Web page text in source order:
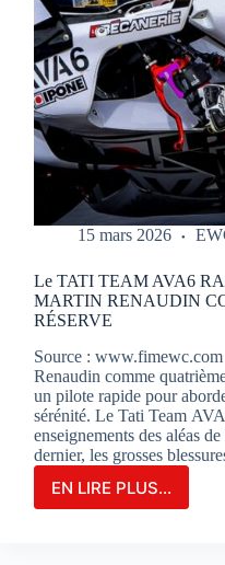
15 mars 2026
Le TATI TEAM AVA6
MARTIN RENAUDIN
RÉSERVE
Source :
Renaudin comme
un pilote rapide pour
sérénité. Le Tati Team
enseignements des aléas
dernier, les grosses
EN LIRE PLUS...
Le